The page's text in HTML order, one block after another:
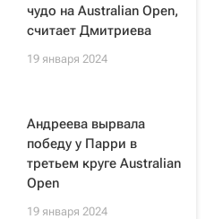
чудо на Australian Open,
считает Дмитриева
19 января 2024
Андреева вырвала
победу у Парри в
третьем круге Australian
Open
19 января 2024